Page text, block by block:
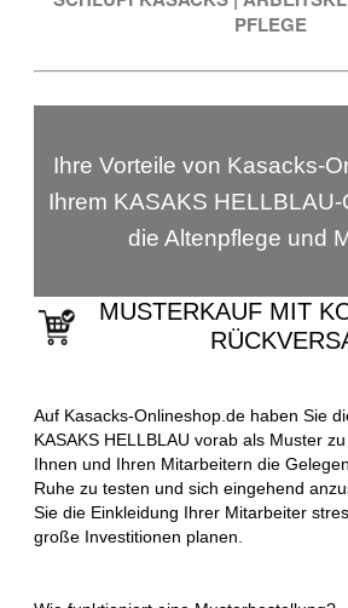
PFLEGE
Ihre Vorteile von Kasacks-
Ihrem KASAKS
die Altenpflege und
MUSTERKAUF MIT
Auf Kasacks-Onlineshop.de haben Sie
KASAKS HELLBLAU vorab als Muster
Ihnen und Ihren Mitarbeitern die
Ruhe zu testen und sich eingehend
Sie die Einkleidung Ihrer Mitarbeiter
große Investitionen planen.